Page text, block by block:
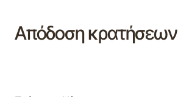
Απόδοση κρατήσεων